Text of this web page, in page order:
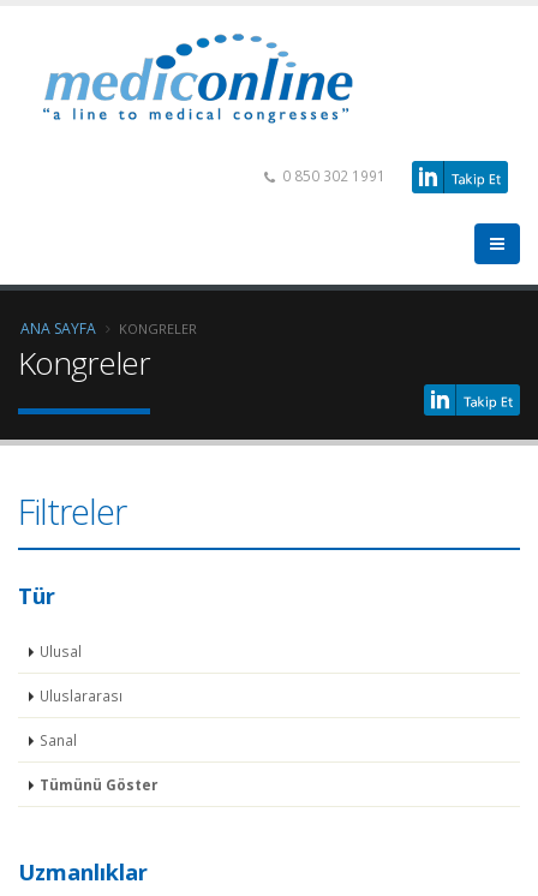
0 850 302 1991
ANA SAYFA KONGRELER
Kongreler
Filtreler
Tür
Ulusal
Uluslararası
Sanal
Tümünü Göster
Uzmanlıklar